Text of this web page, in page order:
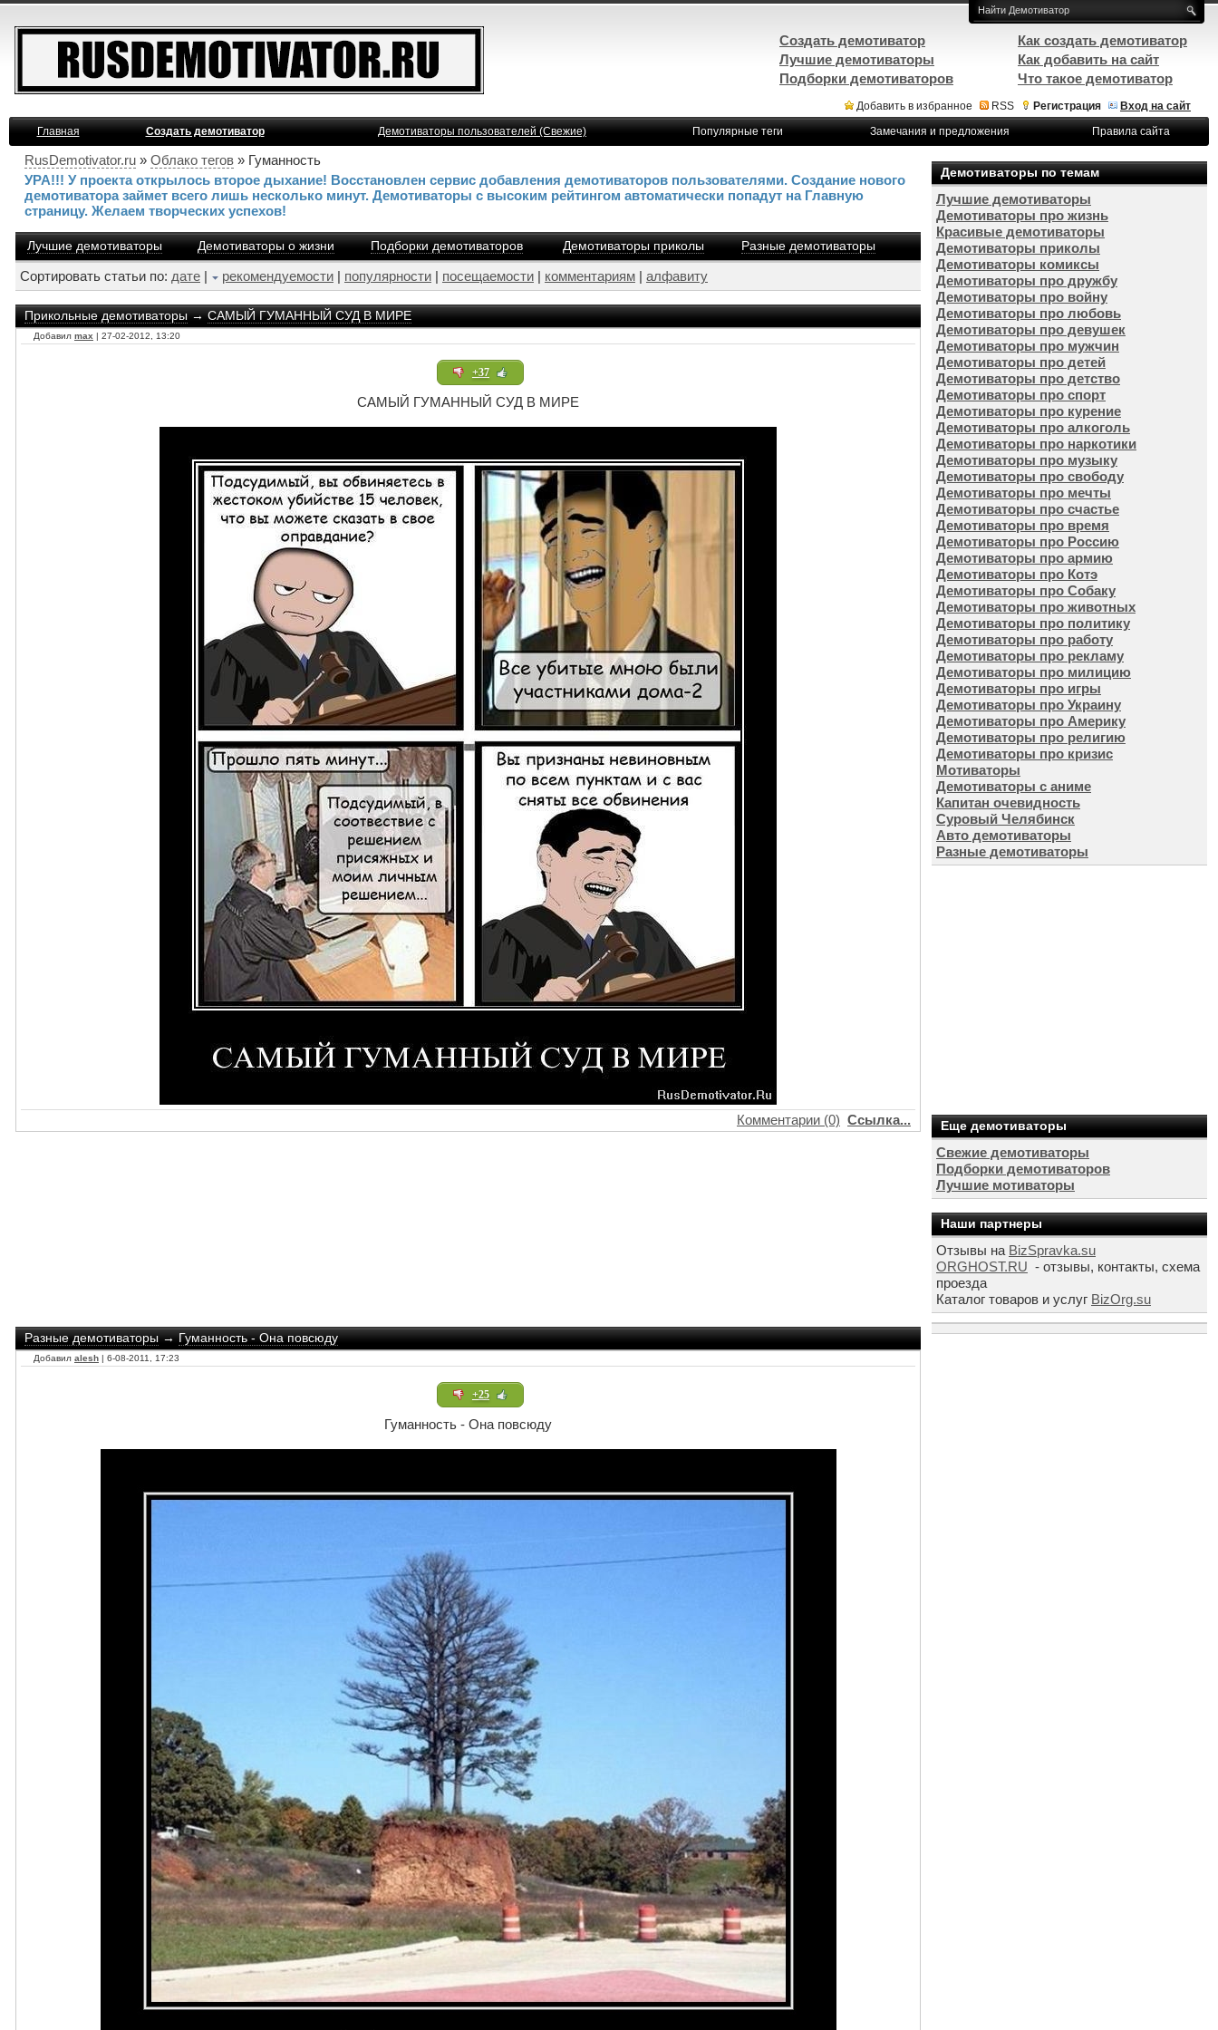
Добавить в избранное RSS Регистрация
Вход на сайт
Главная
Создать демотиватор Демотиваторы пользователей (Свежие) Популярные теги Замечания и предложения Правила сайта
RusDemotivator.ru » Облако тегов » Гуманность
УРА!!! У проекта открылось второе дыхание! Восстановлен сервис добавления демотиваторов пользователями. Создание нового
демотиватора займет всего лишь несколько минут. Демотиваторы с высоким рейтингом автоматически попадут на Главную
страницу. Желаем творческих успехов!
Лучшие демотиваторы Демотиваторы о жизни Подборки демотиваторов Демотиваторы приколы Разные демотиваторы
Сортировать статьи по: дате | рекомендуемости | популярности | посещаемости | комментариям | алфавиту
Прикольные демотиваторы→САМЫЙ ГУМАННЫЙ СУД В МИРЕ
Добавил max | 27-02-2012, 13:20
+37
САМЫЙ ГУМАННЫЙ СУД В МИРЕ
Комментарии (0) Ссылка...
Разные демотиваторы→Гуманность - Она повсюду
Добавил alesh | 6-08-2011, 17:23
+25
Гуманность - Она повсюду
Демотиваторы по темам
Лучшие демотиваторы
Демотиваторы про жизнь
Красивые демотиваторы
Демотиваторы приколы
Демотиваторы комиксы
Демотиваторы про дружбу
Демотиваторы про войну
Демотиваторы про любовь
Демотиваторы про девушек
Демотиваторы про мужчин
Демотиваторы про детей
Демотиваторы про детство
Демотиваторы про спорт
Демотиваторы про курение
Демотиваторы про алкоголь
Демотиваторы про наркотики
Демотиваторы про музыку
Демотиваторы про свободу
Демотиваторы про мечты
Демотиваторы про счастье
Демотиваторы про время
Демотиваторы про Россию
Демотиваторы про армию
Демотиваторы про Котэ
Демотиваторы про Собаку
Демотиваторы про животных
Демотиваторы про политику
Демотиваторы про работу
Демотиваторы про рекламу
Демотиваторы про милицию
Демотиваторы про игры
Демотиваторы про Украину
Демотиваторы про Америку
Демотиваторы про религию
Демотиваторы про кризис
Мотиваторы
Демотиваторы с аниме
Капитан очевидность
Суровый Челябинск
Авто демотиваторы
Разные демотиваторы
Еще демотиваторы
Свежие демотиваторы
Подборки демотиваторов
Лучшие мотиваторы
Наши партнеры
Отзывы на BizSpravka.su
ORGHOST.RU - отзывы, контакты, схема
проезда
Каталог товаров и услуг BizOrg.su
Создать демотиватор
Лучшие демотиваторы
Подборки демотиваторов
Как создать демотиватор
Как добавить на сайт
Что такое демотиватор